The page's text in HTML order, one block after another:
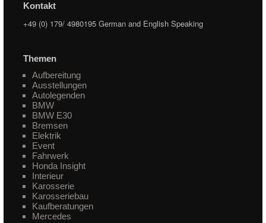
Kontakt
+49 (0) 179/ 4980195 German and English Speaking
Themen
Aufbereitung
Ausstellungen
Autolegenden
BMW
BMW E30
Bremsen
Elektrik
Event
Fahrwerk
Honda Insight
Interieur
Karosserie
Karosseriebau
Kaufberatungen
Mercedes